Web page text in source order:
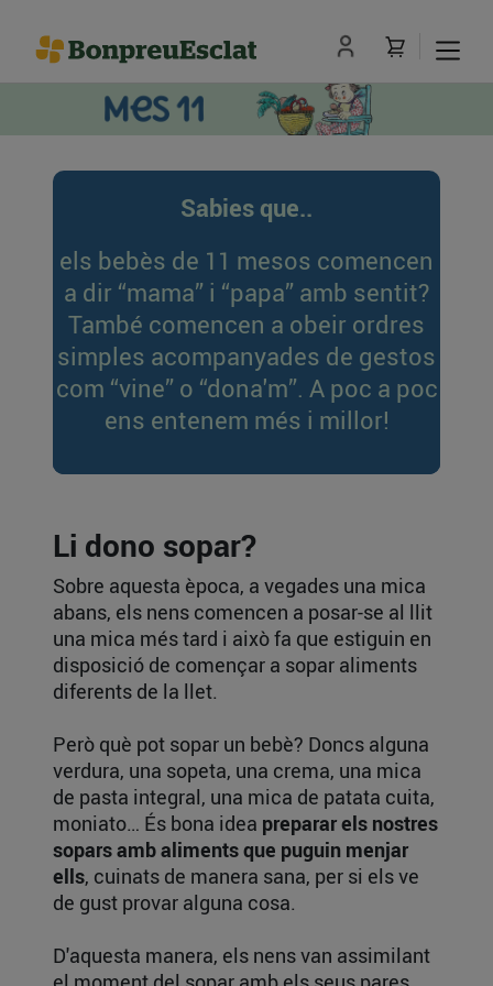
Sabies que..
els bebès de 11 mesos comencen
a dir “mama” i “papa” amb sentit?
També comencen a obeir ordres
simples acompanyades de gestos
com “vine” o “dona'm”. A poc a poc
ens entenem més i millor!
Li dono sopar?
Sobre aquesta època, a vegades una mica
abans, els nens comencen a posar-se al llit
una mica més tard i això fa que estiguin en
disposició de començar a sopar aliments
diferents de la llet.
Però què pot sopar un bebè? Doncs alguna
verdura, una sopeta, una crema, una mica
de pasta integral, una mica de patata cuita,
moniato… És bona idea preparar els nostres
sopars amb aliments que puguin menjar
ells, cuinats de manera sana, per si els ve
de gust provar alguna cosa.
D'aquesta manera, els nens van assimilant